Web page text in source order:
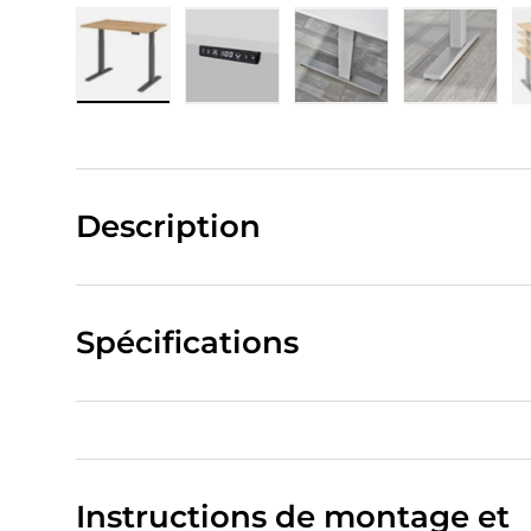
Description
Spécifications
Instructions de montage et